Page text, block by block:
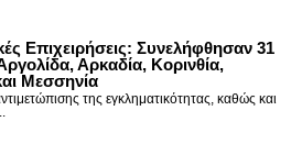
Επιχειρήσεις: Συνελήφθησαν 31
Αρκαδία, Κορινθία,
Μεσσηνία
της εγκληματικότητας, καθώς και